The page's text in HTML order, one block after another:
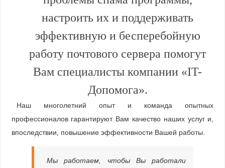
настроить их и поддерживать
эффективную и бесперебойную
работу почтового сервера помогут
Вам специалисты компании «IT-
Допомога».
Наш многолетний опыт и команда опытных
профессионалов гарантируют Вам качество наших услуг и,
впоследствии, повышение эффективности Вашей работы.
Мы работаем, чтобы Вы работали